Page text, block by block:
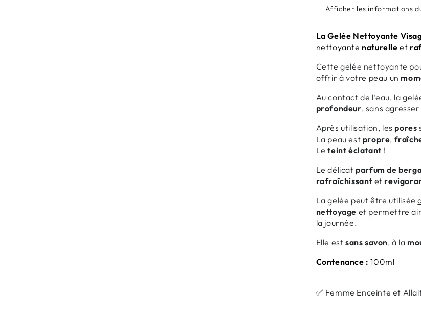
aux
Marines
aux
Marines
Afficher les informations
La Gelée Nettoyante
nettoyante naturelle et
Cette gelée nettoyante
offrir à votre peau un
Au contact de l’eau, la
profondeur, sans
Après utilisation, les pores
La peau est propre,
Leteint éclatant !
Le délicat parfum de
rafraîchissant et
La gelée peut être utilisée
nettoyage et permettre
la journée.
Elle est sans savon, à la
Contenance : 100ml
✅ Femme Enceinte et